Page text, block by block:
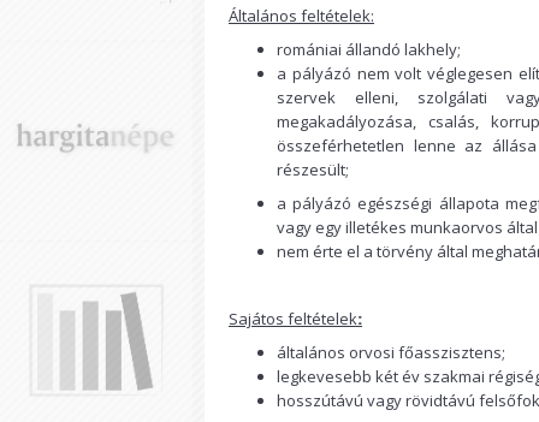
Általános feltételek:
romániai állandó lakhely;
a pályázó nem volt véglegesen
szervek elleni, szolgálati
megakadályozása, csalás,
összeférhetetlen lenne az
részesült;
a pályázó egészségi állapota
vagy egy illetékes munkaorvos
nem érte el a törvény által
Sajátos feltételek:
általános orvosi főasszisztens;
legkevesebb két év szakmai
hosszútávú vagy rövidtávú